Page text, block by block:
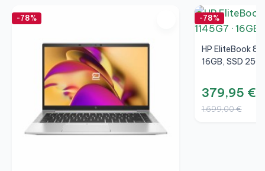
-78% -78%
HP EliteBook
16GB, SSD
379,95 €
1.699,00 €